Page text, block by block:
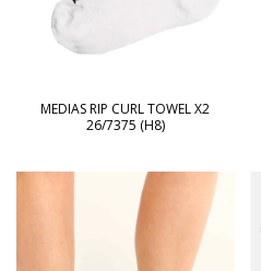
MEDIAS RIP CURL TOWEL X2
26/7375 (H8)